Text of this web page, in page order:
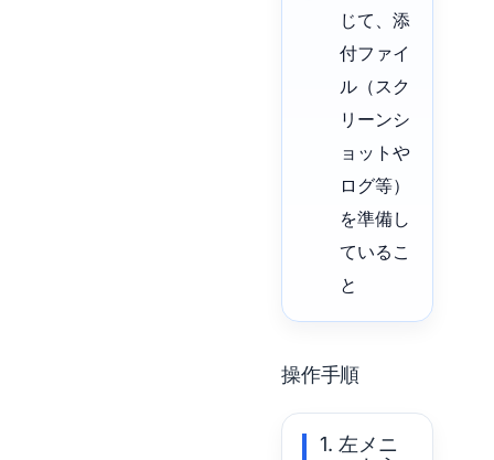
じて、添
付ファイ
ル（スク
リーンシ
ョットや
ログ等）
を準備し
ているこ
と
操作手順
1. 左メニ